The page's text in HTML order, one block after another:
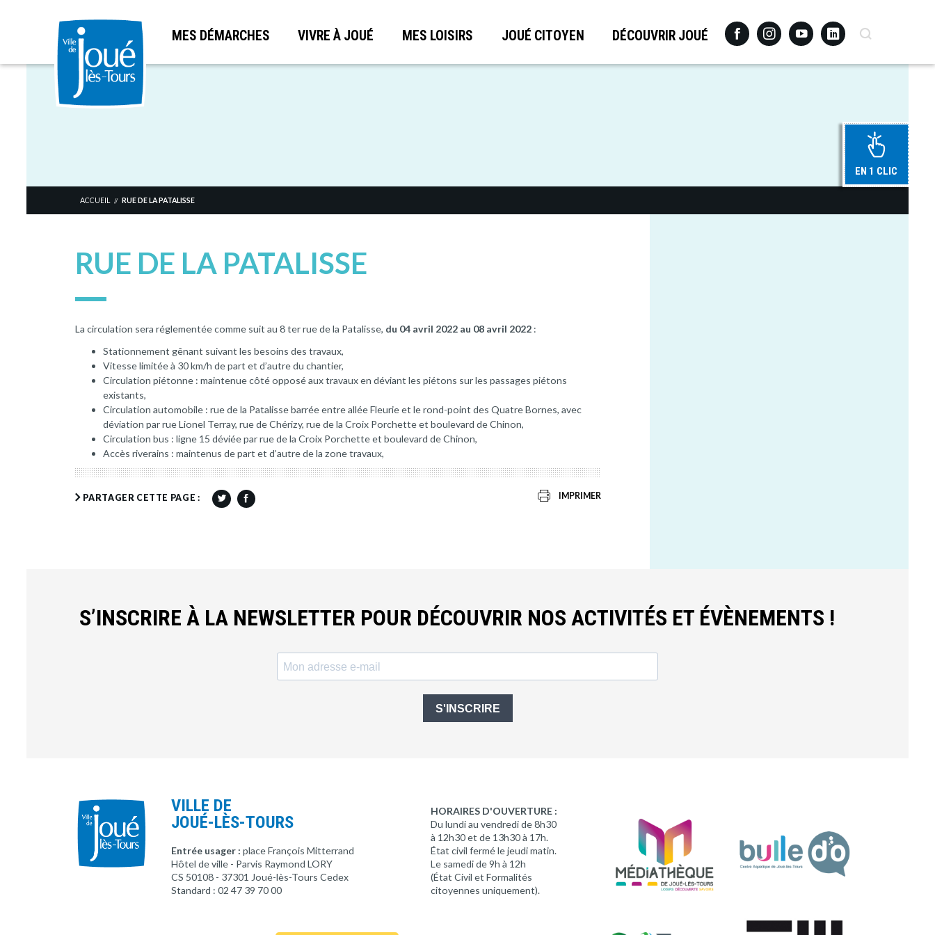
Aller
MES DÉMARCHES VIVRE À JOUÉ MES LOISIRS JOUÉ CITOYEN DÉCOUVRIR JOUÉ FacebookInstagramYoutubeLinkedinRecherche
EN 1 CLIC
ACCUEIL // RUE DE LA PATALISSE
RUE DE LA PATALISSE
La circulation sera réglementée comme suit au 8 ter rue de la Patalisse, du 04 avril 2022 au 08 avril 2022 :
Stationnement gênant suivant les besoins des travaux,
Vitesse limitée à 30 km/h de part et d’autre du chantier,
Circulation piétonne : maintenue côté opposé aux travaux en déviant les piétons sur les passages piétons
existants,
Circulation automobile : rue de la Patalisse barrée entre allée Fleurie et le rond-point des Quatre Bornes, avec
déviation par rue Lionel Terray, rue de Chérizy, rue de la Croix Porchette et boulevard de Chinon,
Circulation bus : ligne 15 déviée par rue de la Croix Porchette et boulevard de Chinon,
Accès riverains : maintenus de part et d’autre de la zone travaux,
PARTAGER CETTE PAGE : IMPRIMER
S’INSCRIRE À LA NEWSLETTER POUR DÉCOUVRIR NOS ACTIVITÉS ET ÉVÈNEMENTS !
S'INSCRIRE
VILLE DE
JOUÉ-LÈS-TOURS
Entrée usager : place François Mitterrand
Hôtel de ville - Parvis Raymond LORY
CS 50108 - 37301 Joué-lès-Tours Cedex
Standard : 02 47 39 70 00
HORAIRES D'OUVERTURE :
Du lundi au vendredi de 8h30
à 12h30 et de 13h30 à 17h.
État civil fermé le jeudi matin.
Le samedi de 9h à 12h
(État Civil et Formalités
citoyennes uniquement).